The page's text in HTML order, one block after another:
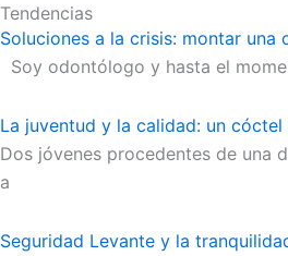
Tendencias
Soluciones a la crisis: montar una
Soy odontólogo y hasta el
La juventud y la calidad: un
Dos jóvenes procedentes de una
a
Seguridad Levante y la